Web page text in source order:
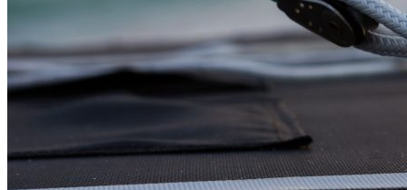
Un boîtier imprimé en 3D va faire tourner Android sur votre